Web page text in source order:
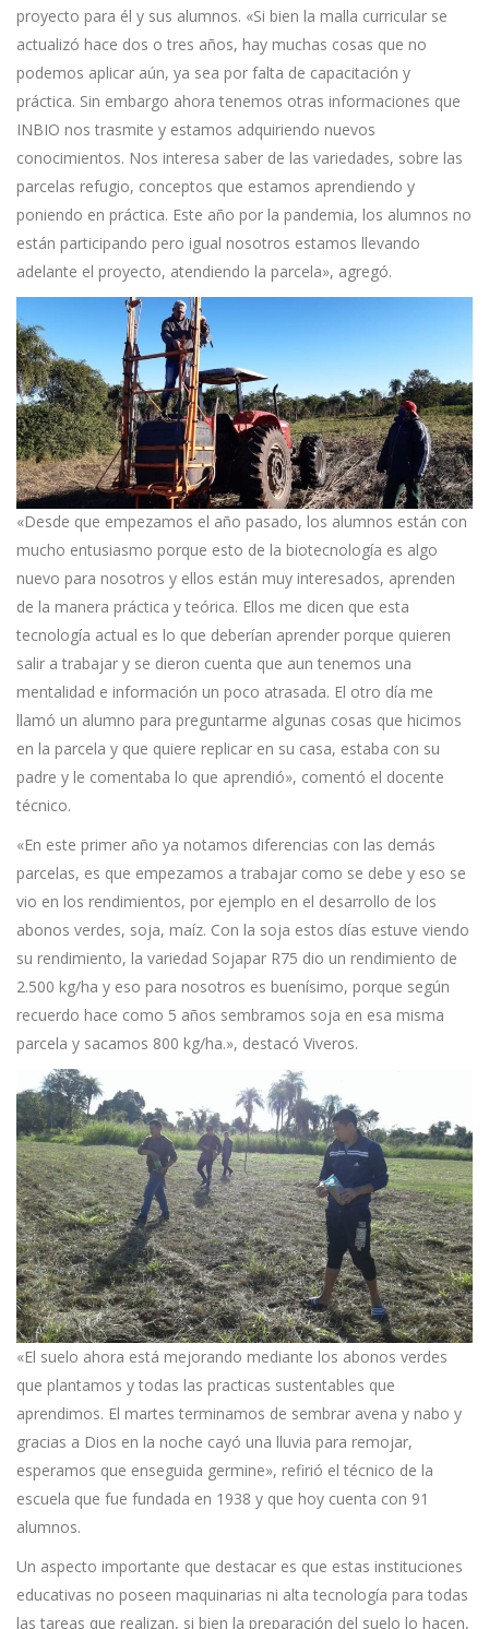
proyecto para él y sus alumnos. «Si bien la malla curricular se
actualizó hace dos o tres años, hay muchas cosas que no
podemos aplicar aún, ya sea por falta de capacitación y
práctica. Sin embargo ahora tenemos otras informaciones que
INBIO nos trasmite y estamos adquiriendo nuevos
conocimientos. Nos interesa saber de las variedades, sobre las
parcelas refugio, conceptos que estamos aprendiendo y
poniendo en práctica. Este año por la pandemia, los alumnos no
están participando pero igual nosotros estamos llevando
adelante el proyecto, atendiendo la parcela», agregó.
«Desde que empezamos el año pasado, los alumnos están con
mucho entusiasmo porque esto de la biotecnología es algo
nuevo para nosotros y ellos están muy interesados, aprenden
de la manera práctica y teórica. Ellos me dicen que esta
tecnología actual es lo que deberían aprender porque quieren
salir a trabajar y se dieron cuenta que aun tenemos una
mentalidad e información un poco atrasada. El otro día me
llamó un alumno para preguntarme algunas cosas que hicimos
en la parcela y que quiere replicar en su casa, estaba con su
padre y le comentaba lo que aprendió», comentó el docente
técnico.
«En este primer año ya notamos diferencias con las demás
parcelas, es que empezamos a trabajar como se debe y eso se
vio en los rendimientos, por ejemplo en el desarrollo de los
abonos verdes, soja, maíz. Con la soja estos días estuve viendo
su rendimiento, la variedad Sojapar R75 dio un rendimiento de
2.500 kg/ha y eso para nosotros es buenísimo, porque según
recuerdo hace como 5 años sembramos soja en esa misma
parcela y sacamos 800 kg/ha.», destacó Viveros.
«El suelo ahora está mejorando mediante los abonos verdes
que plantamos y todas las practicas sustentables que
aprendimos. El martes terminamos de sembrar avena y nabo y
gracias a Dios en la noche cayó una lluvia para remojar,
esperamos que enseguida germine», refirió el técnico de la
escuela que fue fundada en 1938 y que hoy cuenta con 91
alumnos.
Un aspecto importante que destacar es que estas instituciones
educativas no poseen maquinarias ni alta tecnología para todas
las tareas que realizan, si bien la preparación del suelo lo hacen,